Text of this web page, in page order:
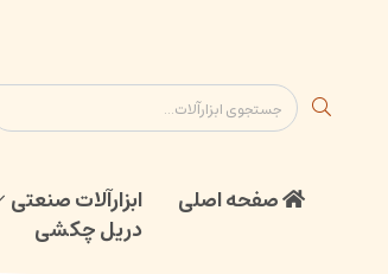
صفحه اصلی ابزارآلات صنعتی
دریل چکشی